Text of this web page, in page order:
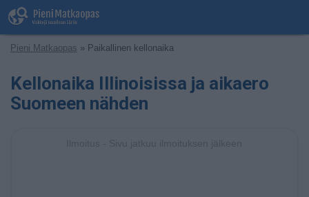
Pieni Matkaopas » Paikallinen kellonaika
Kellonaika Illinoisissa ja aikaero
Suomeen nähden